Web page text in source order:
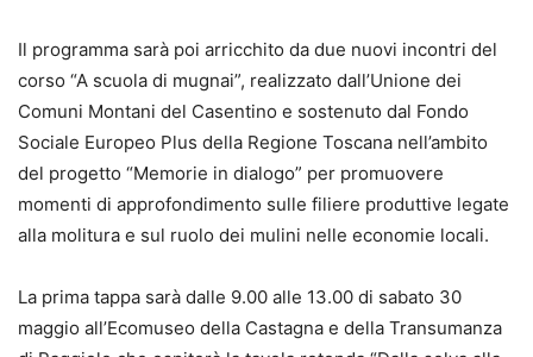
Il programma sarà poi arricchito da due nuovi incontri del
corso “A scuola di mugnai”, realizzato dall’Unione dei
Comuni Montani del Casentino e sostenuto dal Fondo
Sociale Europeo Plus della Regione Toscana nell’ambito
del progetto “Memorie in dialogo” per promuovere
momenti di approfondimento sulle filiere produttive legate
alla molitura e sul ruolo dei mulini nelle economie locali.
La prima tappa sarà dalle 9.00 alle 13.00 di sabato 30
maggio all’Ecomuseo della Castagna e della Transumanza